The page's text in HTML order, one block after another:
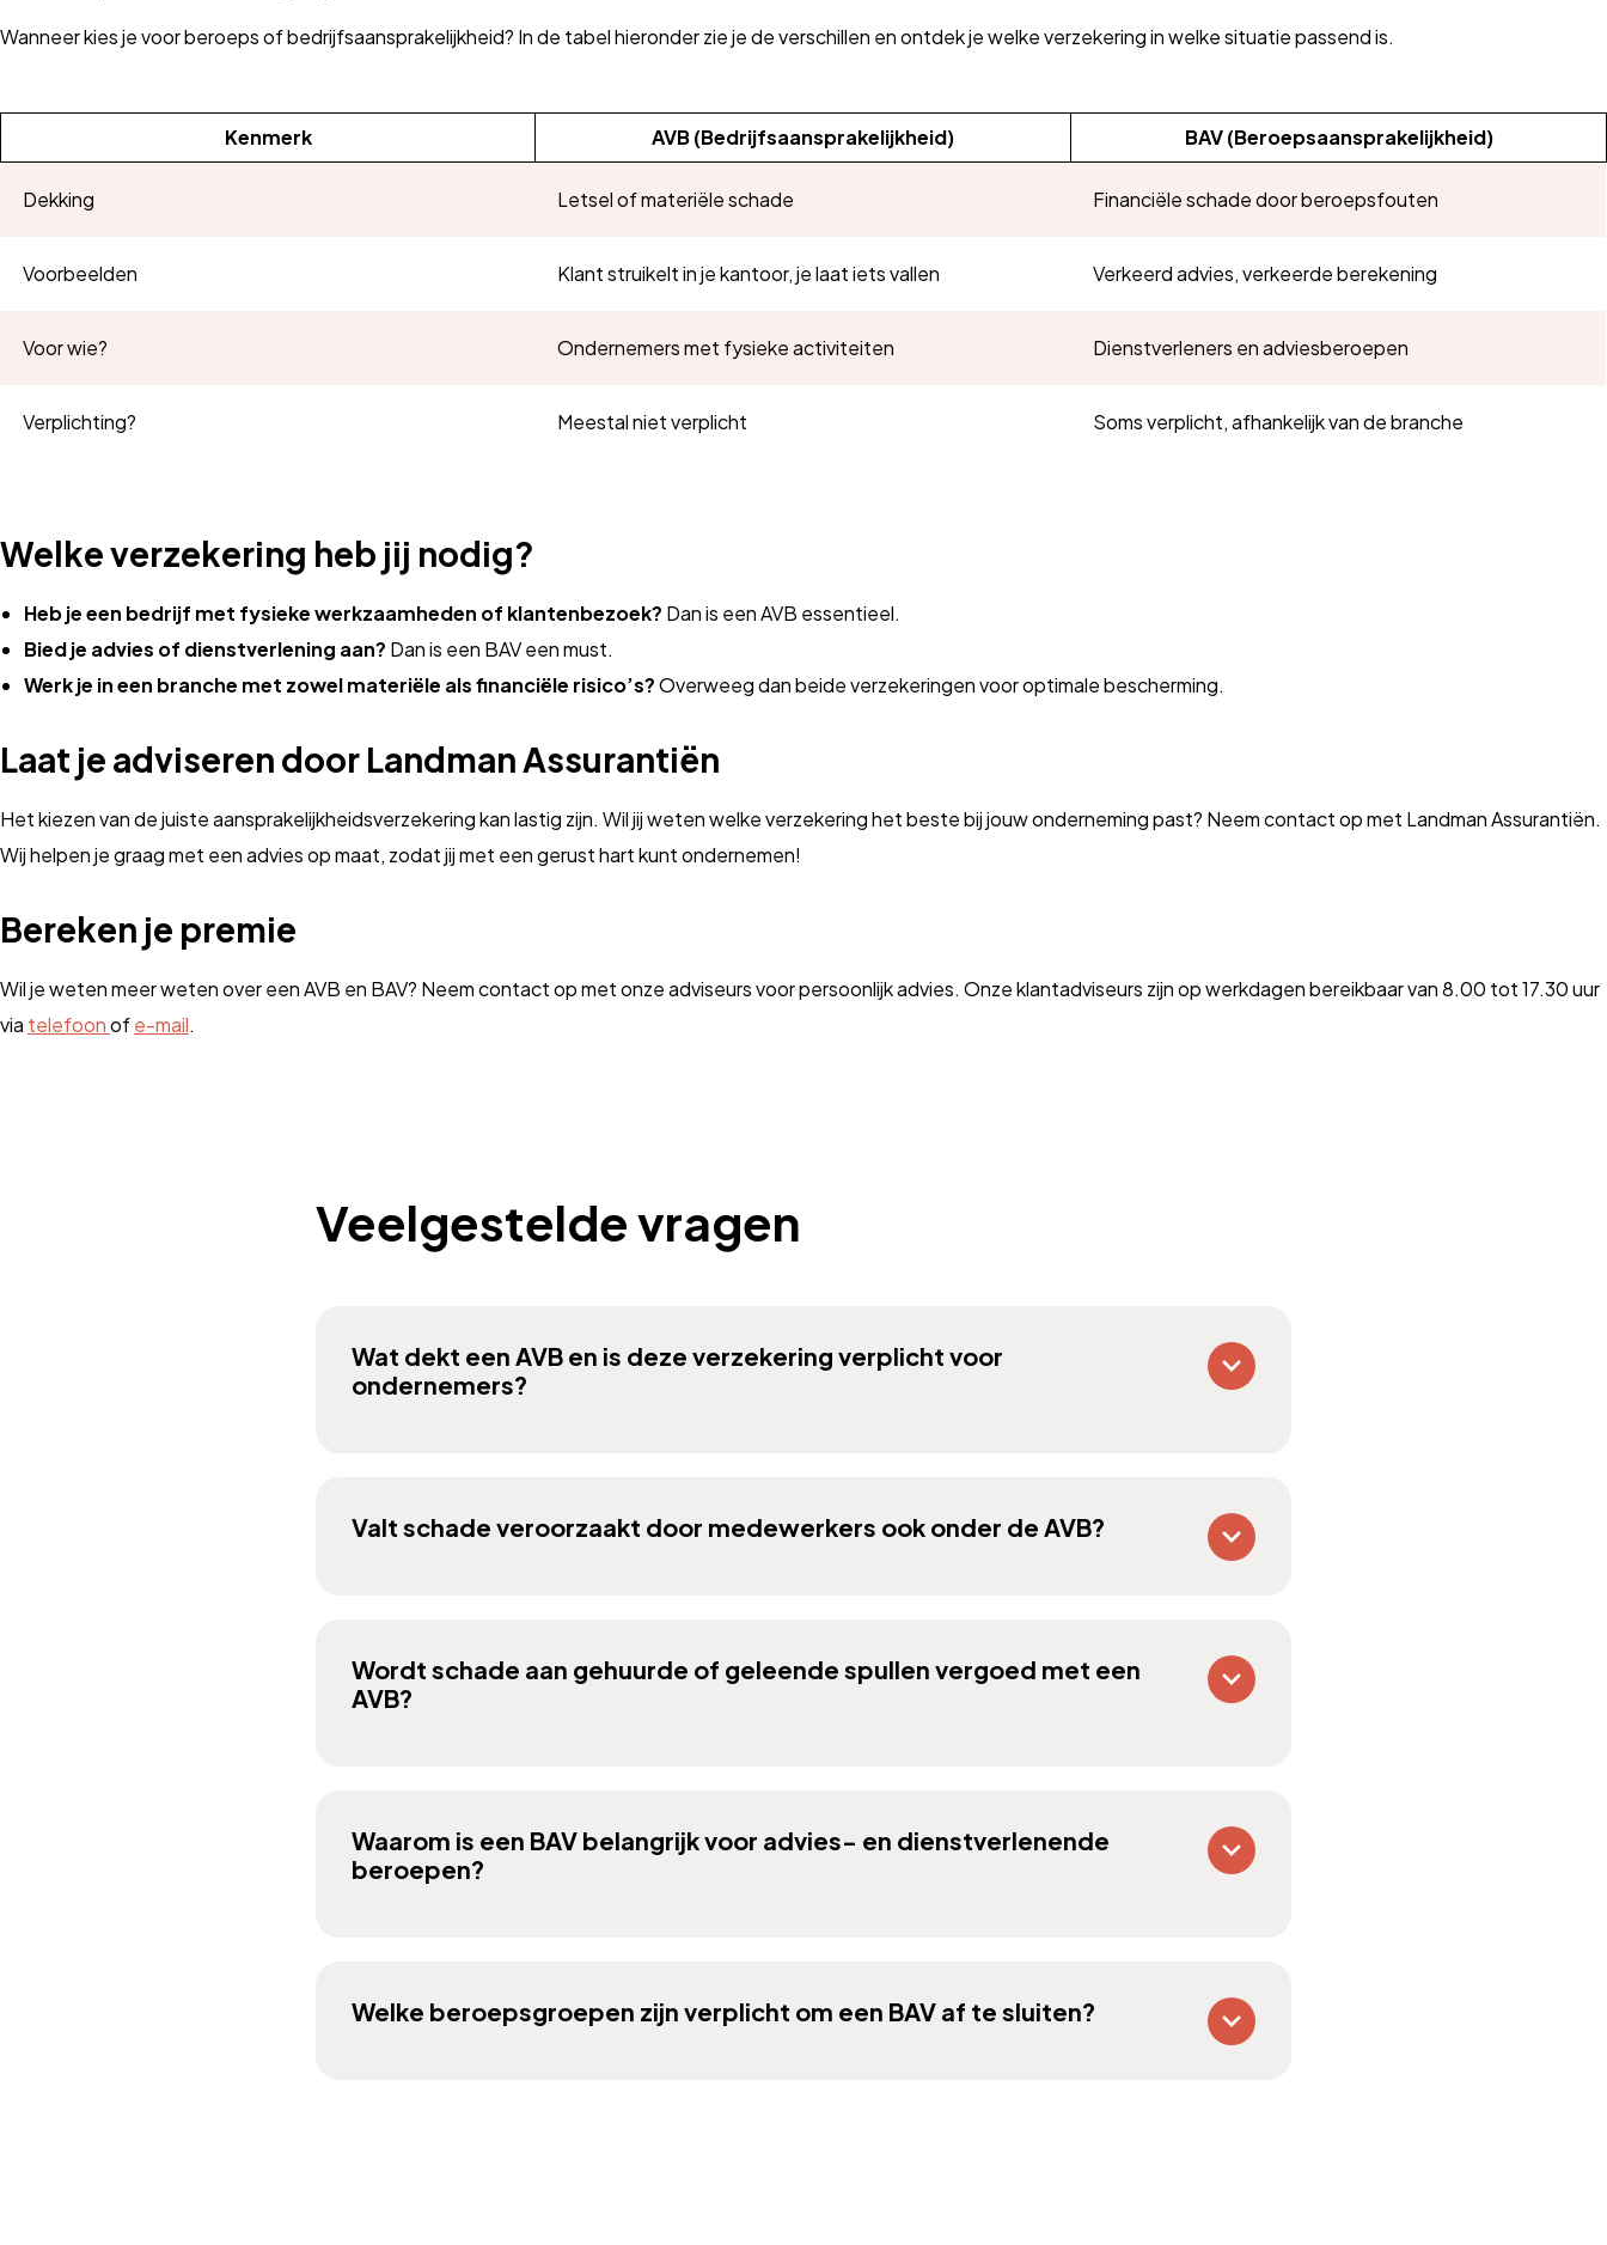
Wanneer kies je voor beroeps of bedrijfsaansprakelijkheid? In de tabel hieronder zie je de verschillen en ontdek je welke verzekering in welke situatie passend is.
Kenmerk AVB (Bedrijfsaansprakelijkheid) BAV (Beroepsaansprakelijkheid)
Dekking Letsel of materiële schade Financiële schade door beroepsfouten
Voorbeelden Klant struikelt in je kantoor, je laat iets vallen Verkeerd advies, verkeerde berekening
Voor wie? Ondernemers met fysieke activiteiten Dienstverleners en adviesberoepen
Verplichting? Meestal niet verplicht Soms verplicht, afhankelijk van de branche
Welke verzekering heb jij nodig?
Heb je een bedrijf met fysieke werkzaamheden of klantenbezoek? Dan is een AVB essentieel.
Bied je advies of dienstverlening aan? Dan is een BAV een must.
Werk je in een branche met zowel materiële als financiële risico’s?Overweeg dan beide verzekeringen voor optimale bescherming.
Laat je adviseren door Landman Assurantiën
Het kiezen van de juiste aansprakelijkheidsverzekering kan lastig zijn. Wil jij weten welke verzekering het beste bij jouw onderneming past? Neem contact op met Landman Assurantiën.
Wij helpen je graag met een advies op maat, zodat jij met een gerust hart kunt ondernemen!
Bereken je premie
Wil je weten meer weten over een AVB en BAV? Neem contact op met onze adviseurs voor persoonlijk advies. Onze klantadviseurs zijn op werkdagen bereikbaar van 8.00 tot 17.30 uur
via telefoonofe-mail.
Veelgestelde vragen
Wat dekt een AVB en is deze verzekering verplicht voor
ondernemers?
Valt schade veroorzaakt door medewerkers ook onder de AVB?
Wordt schade aan gehuurde of geleende spullen vergoed met een
AVB?
Waarom is een BAV belangrijk voor advies- en dienstverlenende
beroepen?
Welke beroepsgroepen zijn verplicht om een BAV af te sluiten?